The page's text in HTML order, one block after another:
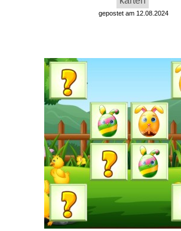
gepostet am 12.08.2024